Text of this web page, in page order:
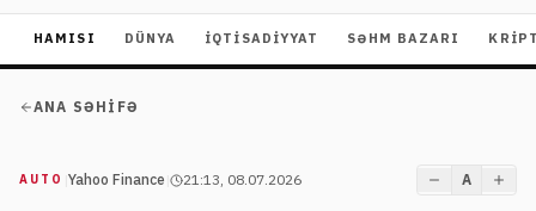
HAMISI DÜNYA İQTISADIYYAT SƏHM BAZARI
ANA SƏHIFƏ
AUTO Yahoo Finance 21:13, 08.07.2026 A